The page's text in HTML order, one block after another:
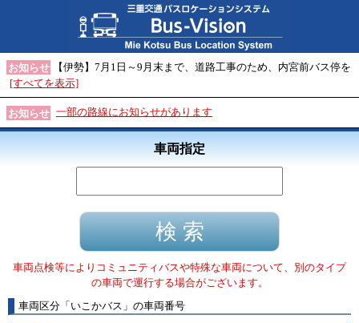
お知らせ
【伊勢】7月1日～9月末まで、道路工事のため、内宮前バス停を
[すべてを表示]
お知らせ 一部の路線にお知らせがあります
車両指定
車両点検等によりコミュニティバスや特殊な車両について、別のタイプ
の車両で運行する場合がございます。
車両区分 「 いこかバス 」 の車両番号